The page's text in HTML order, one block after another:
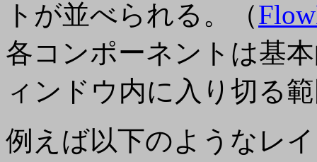
トが並べられる。（
各コンポーネントは基
ィンドウ内に入り切る
例えば以下のようなレ